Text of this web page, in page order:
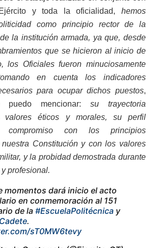
y toda la oficialidad, hemos
como principio rector de la
la institución armada, ya que, desde
que se hicieron al inicio de
los Oficiales fueron minuciosamente
en cuenta los indicadores
para ocupar dichos puestos,
mencionar: su trayectoria
valores éticos y morales, su perfil
compromiso con los principios
Constitución y con los valores
y la probidad demostrada durante
profesional.
momentos dará inicio el acto
en conmemoración al 151
de la #EscuelaPolitécnica y
.
sT0MW6tevy